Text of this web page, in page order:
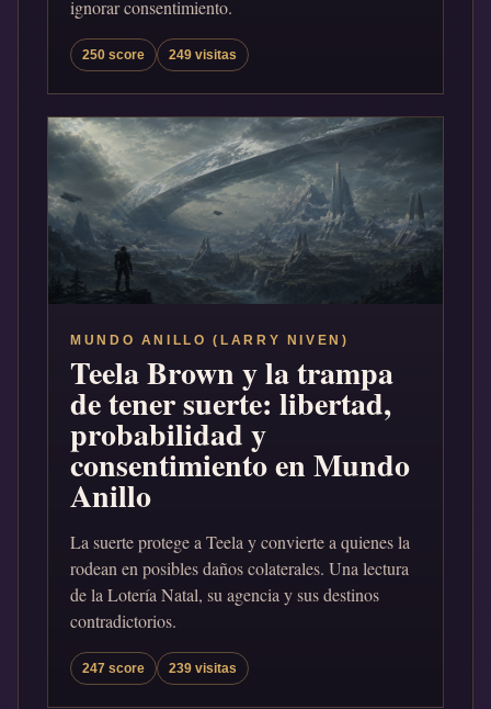
ignorar consentimiento.
250 score 249 visitas
MUNDO ANILLO (LARRY NIVEN)
Teela Brown y la trampa
de tener suerte: libertad,
probabilidad y
consentimiento en Mundo
Anillo
La suerte protege a Teela y convierte a quienes la
rodean en posibles daños colaterales. Una lectura
de la Lotería Natal, su agencia y sus destinos
contradictorios.
247 score 239 visitas